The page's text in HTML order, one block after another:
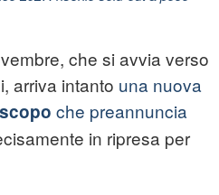
che si avvia verso
arriva intanto una nuova
che preannuncia
in ripresa per